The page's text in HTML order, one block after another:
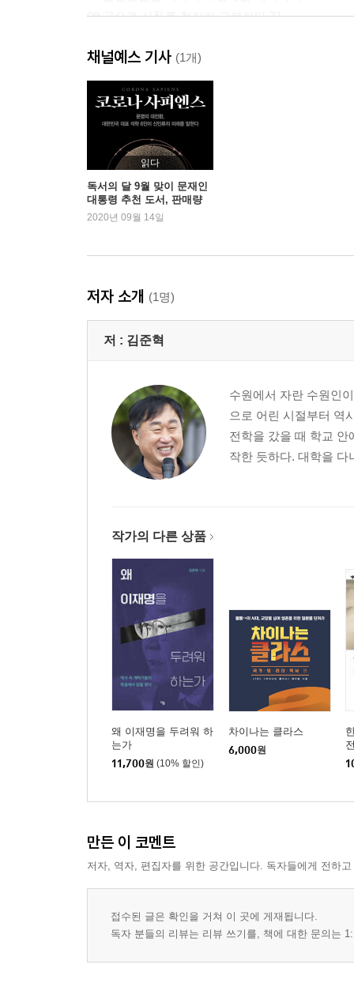
09 공公과 사私를 철저히 구분하다 71
11 먼 미래를 내다보고 식목정책을 추진하다 82
12 백성을 위해 새로운 법전을 만들다 89
3장 | 인재등용으로 새로운 시대를 열다
13 신분을 초월하여 인재를 등용하다 97
14 정치적 조율을 위한 핵심 인물을 발탁하다 104
15 개혁을 책임질 핵심인재를 중용하다 111
16 미래를 이끌어갈 젊은 인재를 양성하다 118
17 규장각 건립과 초계문신 임명으로 인재 육성의
4장 | 강건한 군주
20 끊임없이 함양하고 성찰하여 분노를 통제하다
21 친인척을 멀리 하고 현명한 인재를 등용하다 153
23 호방함과 유머를 보여주다 164
24 정통성을 확보하기 위해 치밀하게 준비하다 171
25 개혁저항세력을 과감히 척결하다 177
26 군사훈련을 진두지휘하다 182
27 국왕의 행차를 백성과 함께하다 190
30 참된 효를 실천하다 213
31 자신을 따른 이들을 끝까지 보호하다 222
32 사랑하는 여인에게 최선을 다하다 230
33 측근의 실수를 단호하게 처리하다 237
34 역대 국왕의 계승자로서 위상을 만들다 245
35 진정한 소통을 위해 비밀편지를 주고받다 252
6장 | 포용의 정치를 추구하다
36 창덕궁 내원에서 군신동행을 열다 263
37 혁신도시 건설로 경제발전 기반을 마련하다 270
41 전문 기술자들을 존중하다 296
42 중요한 일이 있으면 반 잔 술도 입에 대지 않다
43 활자 주조 활성화로 문예를 부흥시키다 309
44 창조적 사고를 지니고 첨단 기계를 사용하다 316
45 조선의 음악으로 혜경궁의 잔치를 열다 322
채널예스 기사 (1개)
읽다
독서의 달 9월 맞이 문재인
대통령 추천 도서, 판매량
2020년 09월 14일
저자 소개 (1명)
저 : 김준혁
수원에서 자란 수원인
으로 어린 시절부터 역
전학을 갔을 때 학교
작한 듯하다. 대학을 다
작가의 다른 상품
왜 이재명을 두려워 하
는가
11,700원 (10% 할인)
차이나는 클라스
6,000원
만든 이 코멘트
저자, 역자, 편집자를 위한 공간입니다. 독자들에게 전하
접수된 글은 확인을 거쳐 이 곳에 게재됩니다.
독자 분들의 리뷰는 리뷰 쓰기를, 책에 대한 문의는